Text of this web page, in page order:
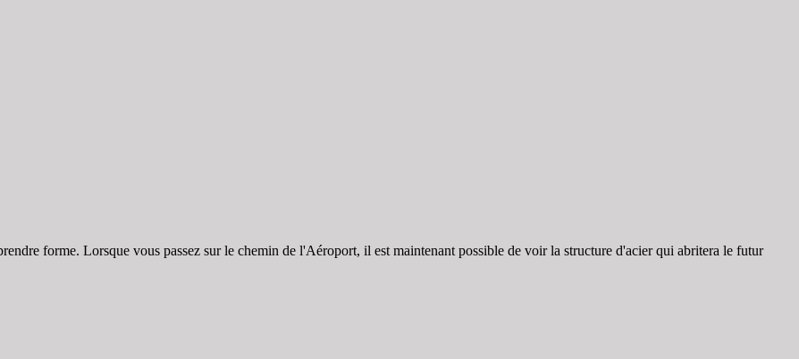
forme. Lorsque vous passez sur le chemin de l'Aéroport, il est maintenant possible de voir la structure d'acier qui abritera le futur